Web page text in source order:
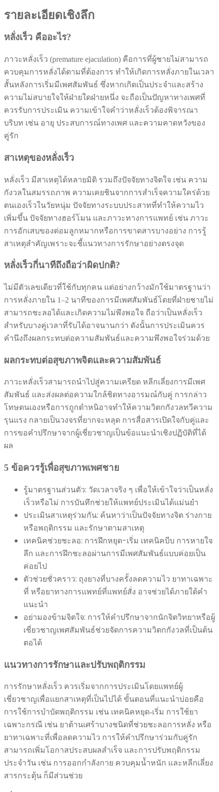
รายละเอียดเชิงลึก
หลั่งเร็ว คืออะไร?
ภาวะหลั่งเร็ว (premature ejaculation) คือการที่ผู้ชายไม่สามารถ
ควบคุมการหลั่งได้ตามที่ต้องการ ทำให้เกิดการหลั่งภายในเวลา
สั้นหลังการเริ่มมีเพศสัมพันธ์ ซึ่งหากเกิดเป็นประจำและสร้าง
ความไม่สบายใจให้ฝ่ายใดฝ่ายหนึ่ง จะถือเป็นปัญหาทางเพศที่
ควรรับการประเมิน ความเข้าใจคำว่าหลั่งเร็วต้องพิจารณา
บริบท เช่น อายุ ประสบการณ์ทางเพศ และความคาดหวังของ
คู่รัก
สาเหตุของหลั่งเร็ว
หลั่งเร็ว มีสาเหตุได้หลายมิติ รวมถึงปัจจัยทางจิตใจ เช่น ความ
กังวลในสมรรถภาพ ความเคยชินจากการสำเร็จความใคร่ด้วย
ตนเองเร็วในวัยหนุ่ม ปัจจัยทางระบบประสาทที่ทำให้ความไว
เพิ่มขึ้น ปัจจัยทางฮอร์โมน และภาวะทางการแพทย์ เช่น ภาวะ
การอักเสบของต่อมลูกหมากหรือการขาดสารบางอย่าง การรู้
สาเหตุสำคัญเพราะจะชี้แนวทางการรักษาอย่างตรงจุด
หลั่งเร็วกี่นาทีถึงถือว่าผิดปกติ?
ไม่มีตัวเลขเดียวที่ใช้กับทุกคน แต่อย่างกว้างมักใช้มาตรฐานว่า
การหลั่งภายใน 1–2 นาทีของการมีเพศสัมพันธ์โดยที่ฝ่ายชายไม่
สามารถชะลอได้และเกิดความไม่พึงพอใจ ถือว่าเป็นหลั่งเร็ว
สำหรับบางคู่เวลาที่รับได้อาจนานกว่า ดังนั้นการประเมินควร
คำนึงถึงผลกระทบต่อความสัมพันธ์และความพึงพอใจร่วมด้วย
ผลกระทบต่อสุขภาพจิตและความสัมพันธ์
ภาวะหลั่งเร็วสามารถนำไปสู่ความเครียด หลีกเลี่ยงการมีเพศ
สัมพันธ์ และส่งผลต่อความใกล้ชิดทางอารมณ์กับคู่ การกล่าว
โทษตนเองหรือการถูกตำหนิอาจทำให้ความวิตกกังวลทวีความ
รุนแรง กลายเป็นวงจรที่ยากจะหลุด การสื่อสารเปิดใจกับคู่และ
การขอคำปรึกษาจากผู้เชี่ยวชาญเป็นข้อแนะนำเชิงปฏิบัติที่ได้
ผล
5 ข้อควรรู้เพื่อสุขภาพเพศชาย
รู้มาตรฐานส่วนตัว: วัดเวลาจริง ๆ เพื่อให้เข้าใจว่าเป็นหลั่ง
เร็วหรือไม่ การบันทึกช่วยให้แพทย์ประเมินได้แม่นยำ
ประเมินสาเหตุร่วมกัน: ค้นหาว่าเป็นปัจจัยทางจิต ร่างกาย
หรือพฤติกรรม และรักษาตามสาเหตุ
เทคนิคช่วยชะลอ: การฝึกหยุด-เริ่ม เทคนิคบีบ การหายใจ
ลึก และการฝึกชะลอผ่านการมีเพศสัมพันธ์แบบค่อยเป็น
ค่อยไป
ตัวช่วยชั่วคราว: ถุงยางที่บางครั้งลดความไว ยาทาเฉพาะ
ที่ หรือยาทางการแพทย์ที่แพทย์สั่ง อาจช่วยได้ภายใต้คำ
แนะนำ
อย่ามองข้ามจิตใจ: การให้คำปรึกษาจากนักจิตวิทยาหรือผู้
เชี่ยวชาญเพศสัมพันธ์ช่วยจัดการความวิตกกังวลที่เป็นต้น
ตอได้
แนวทางการรักษาและปรับพฤติกรรม
การรักษาหลั่งเร็ว ควรเริ่มจากการประเมินโดยแพทย์ผู้
เชี่ยวชาญเพื่อแยกสาเหตุที่เป็นไปได้ ขั้นตอนที่แนะนำบ่อยคือ
การใช้การบำบัดพฤติกรรม เช่น เทคนิคหยุด-เริ่ม การใช้ยา
เฉพาะกรณี เช่น ยาต้านเศร้าบางชนิดที่ช่วยชะลอการหลั่ง หรือ
ยาทาเฉพาะที่เพื่อลดความไว การให้คำปรึกษาร่วมกับคู่รัก
สามารถเพิ่มโอกาสประสบผลสำเร็จ และการปรับพฤติกรรม
ประจำวัน เช่น การออกกำลังกาย ควบคุมน้ำหนัก และหลีกเลี่ยง
สารกระตุ้น ก็มีส่วนช่วย